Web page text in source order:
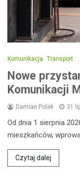
Komunikacja Transport
Nowe
Komunikacji
Damian Polak 31
Od dnia 1 sierpnia
mieszkańców,
Czytaj dalej